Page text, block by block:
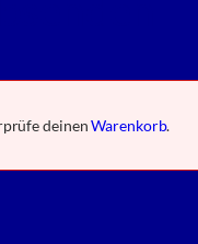
deinenWarenkorb.